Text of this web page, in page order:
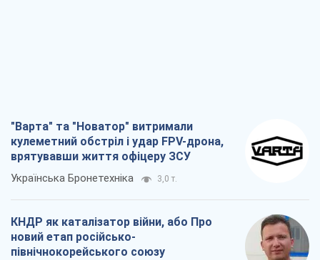
"Варта" та "Новатор" витримали
кулеметний обстріл і удар FPV-дрона,
врятувавши життя офіцеру ЗСУ
Українська Бронетехніка 3,0 т.
КНДР як каталізатор війни, або Про
новий етап російсько-
північнокорейського союзу